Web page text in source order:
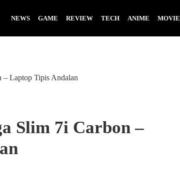
NEWS GAME REVIEW TECH ANIME MOVIE
Laptop Tipis Andalan
Slim 7i Carbon –